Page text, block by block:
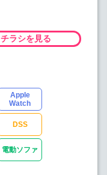
チラシを見る
Apple
Watch
DSS
電動ソファ